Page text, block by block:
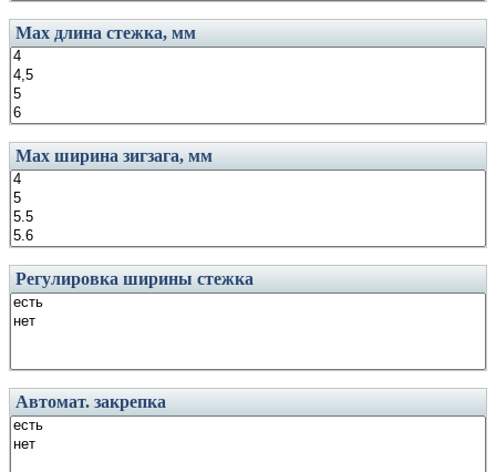
Маx длина стежка, мм
Маx ширина зигзага, мм
Регулировка ширины стежка
Автомат. закрепка